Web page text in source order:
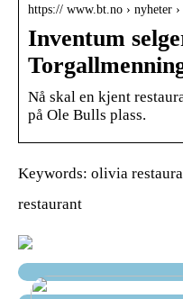
https:// www.bt.no › nyheter
Inventum
Nå skal en kjent
på Ole Bulls plass.
Keywords: olivia
restaurant